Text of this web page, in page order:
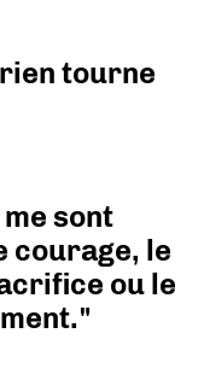
tourne
sont
courage, le
ou le